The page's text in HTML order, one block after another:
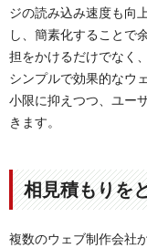
ジの読み込み速度も向
し、簡素化することで
担をかけるだけでなく
シンプルで効果的なウ
小限に抑えつつ、ユー
きます。
相見積もりを
複数のウェブ制作会社